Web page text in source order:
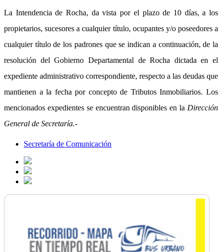
La Intendencia de Rocha, da vista por el plazo de 10 días, a los
propietarios, sucesores a cualquier título, ocupantes y/o poseedores a
cualquier título de los padrones que se indican a continuación, de la
resolución del Gobierno Departamental de Rocha dictada en el
expediente administrativo correspondiente, respecto a las deudas que
mantienen a la fecha por concepto de Tributos Inmobiliarios. Los
mencionados expedientes se encuentran disponibles en la Dirección
General de Secretaría.-
Secretaría de Comunicación